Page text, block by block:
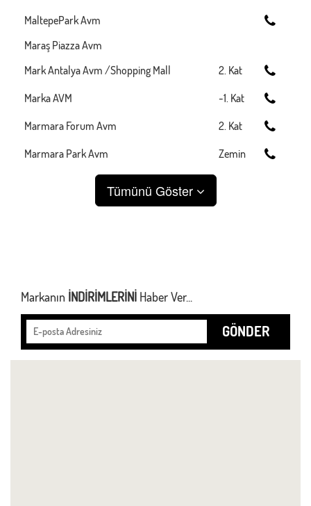
MaltepePark Avm
Maraş Piazza Avm
Mark Antalya Avm /Shopping Mall
2. Kat
Marka AVM
-1. Kat
Marmara Forum Avm
2. Kat
Marmara Park Avm
Zemin
Tümünü Göster
Markanın İNDİRİMLERİNİ Haber Ver...
GÖNDER